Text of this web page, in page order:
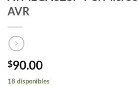
AVR
$90.00
18 disponibles